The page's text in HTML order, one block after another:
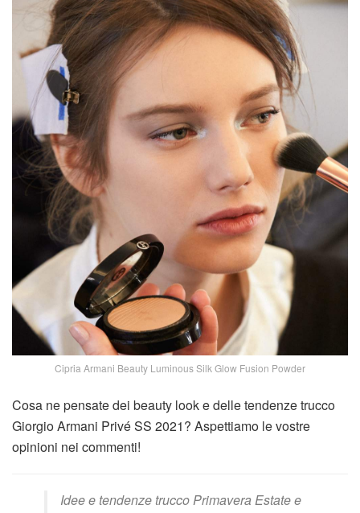
Cipria Armani Beauty Luminous Silk Glow Fusion Powder
Cosa ne pensate dei beauty look e delle tendenze trucco
Giorgio Armani Privé SS 2021? Aspettiamo le vostre
opinioni nei commenti!
Idee e tendenze trucco Primavera Estate e